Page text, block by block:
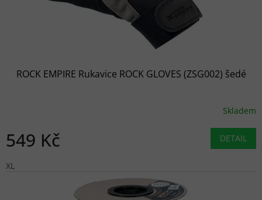
ROCK EMPIRE Rukavice ROCK GLOVES (ZSG002) šedé
Skladem
549 Kč DETAIL
XL